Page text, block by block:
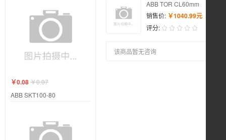
￥0.08￥0.07
ABB SKT100-80
ABB TOR CL60mm
销售价: ￥1040.99元
评分:
该商品暂无咨询